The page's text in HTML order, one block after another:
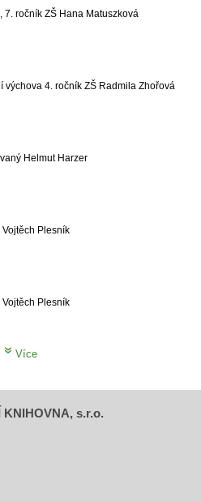
7. ročník ZŠ Hana Matuszková
výchova 4. ročník ZŠ Radmila Zhořová
Helmut Harzer
Vojtěch Plesník
Vojtěch Plesník
Více
KNIHOVNA, s.r.o.